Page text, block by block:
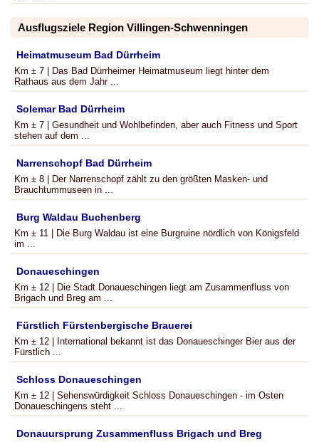
Ausflugsziele Region Villingen-Schwenningen
Heimatmuseum Bad Dürrheim
Km ± 7 | Das Bad Dürrheimer Heimatmuseum liegt hinter dem
Rathaus aus dem Jahr ...
Solemar Bad Dürrheim
Km ± 7 | Gesundheit und Wohlbefinden, aber auch Fitness und Sport
stehen auf dem ...
Narrenschopf Bad Dürrheim
Km ± 8 | Der Narrenschopf zählt zu den größten Masken- und
Brauchtummuseen in ...
Burg Waldau Buchenberg
Km ± 11 | Die Burg Waldau ist eine Burgruine nördlich von Königsfeld
im ...
Donaueschingen
Km ± 12 | Die Stadt Donaueschingen liegt am Zusammenfluss von
Brigach und Breg am ...
Fürstlich Fürstenbergische Brauerei
Km ± 12 | International bekannt ist das Donaueschinger Bier aus der
Fürstlich ...
Schloss Donaueschingen
Km ± 12 | Sehenswürdigkeit Schloss Donaueschingen - im Osten
Donaueschingens steht ...
Donauursprung Zusammenfluss Brigach und Breg